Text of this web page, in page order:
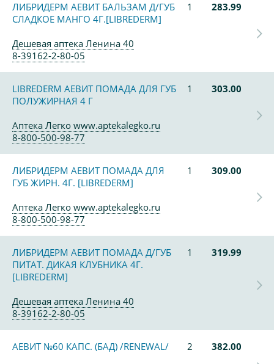
ЛИБРИДЕРМ АЕВИТ БАЛЬЗАМ Д/ГУБ
СЛАДКОЕ МАНГО 4Г.[LIBREDERM]
1 283.99
Дешевая аптека Ленина 40
8-39162-2-80-05
LIBREDERM АЕВИТ ПОМАДА ДЛЯ ГУБ
ПОЛУЖИРНАЯ 4 Г
1 303.00
Аптека Легко www.aptekalegko.ru
8-800-500-98-77
ЛИБРИДЕРМ АЕВИТ ПОМАДА ДЛЯ
ГУБ ЖИРН. 4Г. [LIBREDERM]
1 309.00
Аптека Легко www.aptekalegko.ru
8-800-500-98-77
ЛИБРИДЕРМ АЕВИТ ПОМАДА Д/ГУБ
ПИТАТ. ДИКАЯ КЛУБНИКА 4Г.
[LIBREDERM]
1 319.99
Дешевая аптека Ленина 40
8-39162-2-80-05
АЕВИТ №60 КАПС. (БАД) /RENEWAL/ 2
382.00